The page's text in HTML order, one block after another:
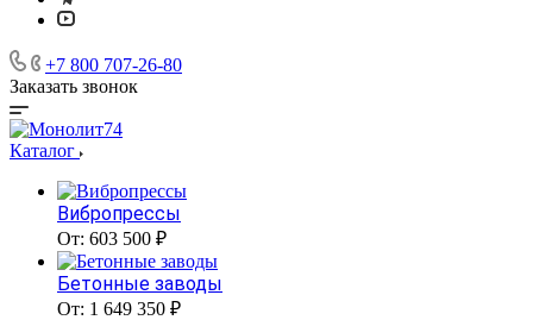
+7 800 707-26-80
Заказать звонок
Каталог
Вибропрессы
От: 603 500 ₽
Бетонные заводы
От: 1 649 350 ₽